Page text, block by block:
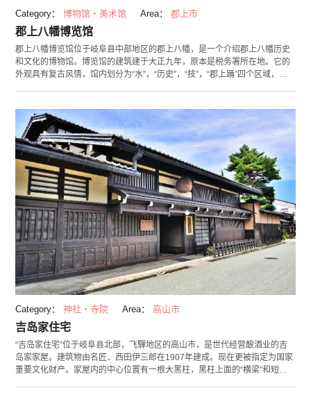
Category： 博物馆・美术馆 Area： 郡上市
郡上八幡博览馆
郡上八幡博览馆位于岐阜县中部地区的郡上八幡，是一个介绍郡上八幡历史
和文化的博物馆。博览馆的建筑建于大正九年，原本是税务署所在地。它的
外观具有复古风情，馆内划分为“水”，“历史”，“技”，“郡上踊”四个区域，分
区域，展示了郡上古往今来的传说以及特殊文化。在“技”的展示厅，人们可
以参观到“郡上绸”、“郡上本染”等手工艺作品，以及诞生于郡上八幡的食物模
型。 这里最大的看点是郡上踊的现场演出。郡上踊是日本三大民谣之一的盆
踊，总共有十首，全部被指定为无形文化财产。虽然演出通常在夏季举行，
但在博览会不分季节 ，一天会有4次现场演出。
Category： 神社・寺院 Area： 高山市
吉岛家住宅
“吉岛家住宅”位于岐阜县北部，飞驒地区的高山市，是世代经营酿酒业的吉
岛家家屋。建筑物由名匠．西田伊三郎在1907年建成。现在更被指定为国家
重要文化财产。家屋内的中心位置有一根大黑柱，黑柱上面的“横梁”和短